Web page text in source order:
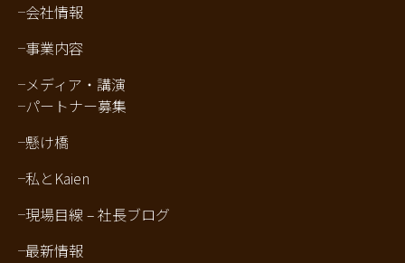
会社情報
事業内容
メディア・講演
パートナー募集
懸け橋
私とKaien
現場目線 – 社長ブログ
最新情報